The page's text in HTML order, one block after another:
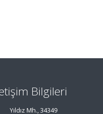
Bilgileri
Yıldız Mh., 34349